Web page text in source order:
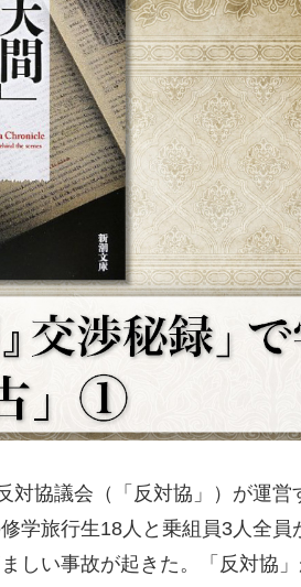
協議会（「反対協」）が運営
学旅行生18人と乗組員3人全員
しい事故が起きた。「反対協